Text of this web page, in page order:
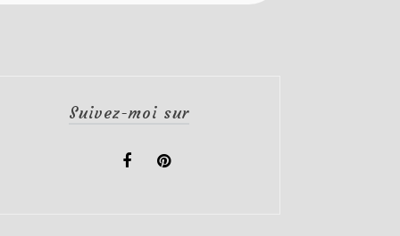
Suivez-moi sur